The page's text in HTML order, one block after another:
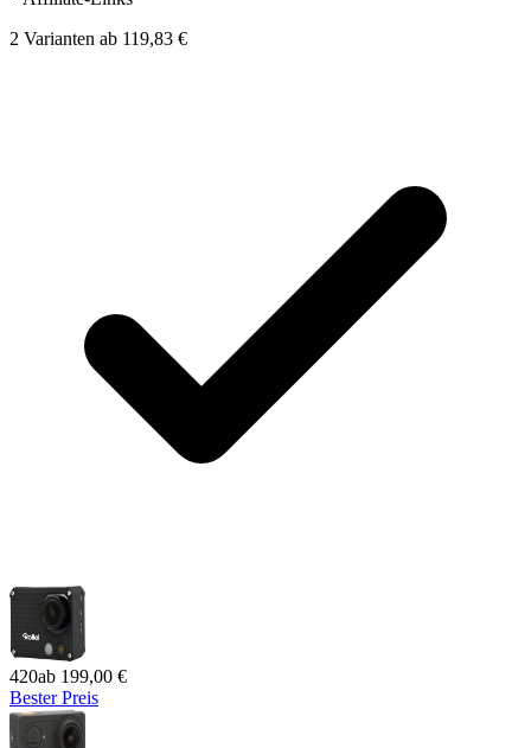
2 Varianten ab 119,83 €
420ab 199,00 €
Bester Preis